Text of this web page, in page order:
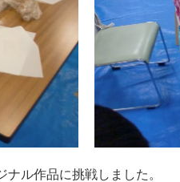
ル作品に挑戦しました。